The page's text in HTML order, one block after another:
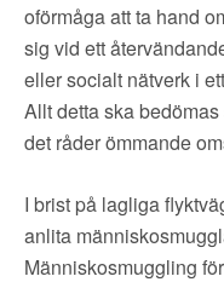
oförmåga att ta hand
sig vid ett
eller socialt nätverk i
Allt detta ska
det råder ömmande
I brist på lagliga
anlita
Människosmuggling